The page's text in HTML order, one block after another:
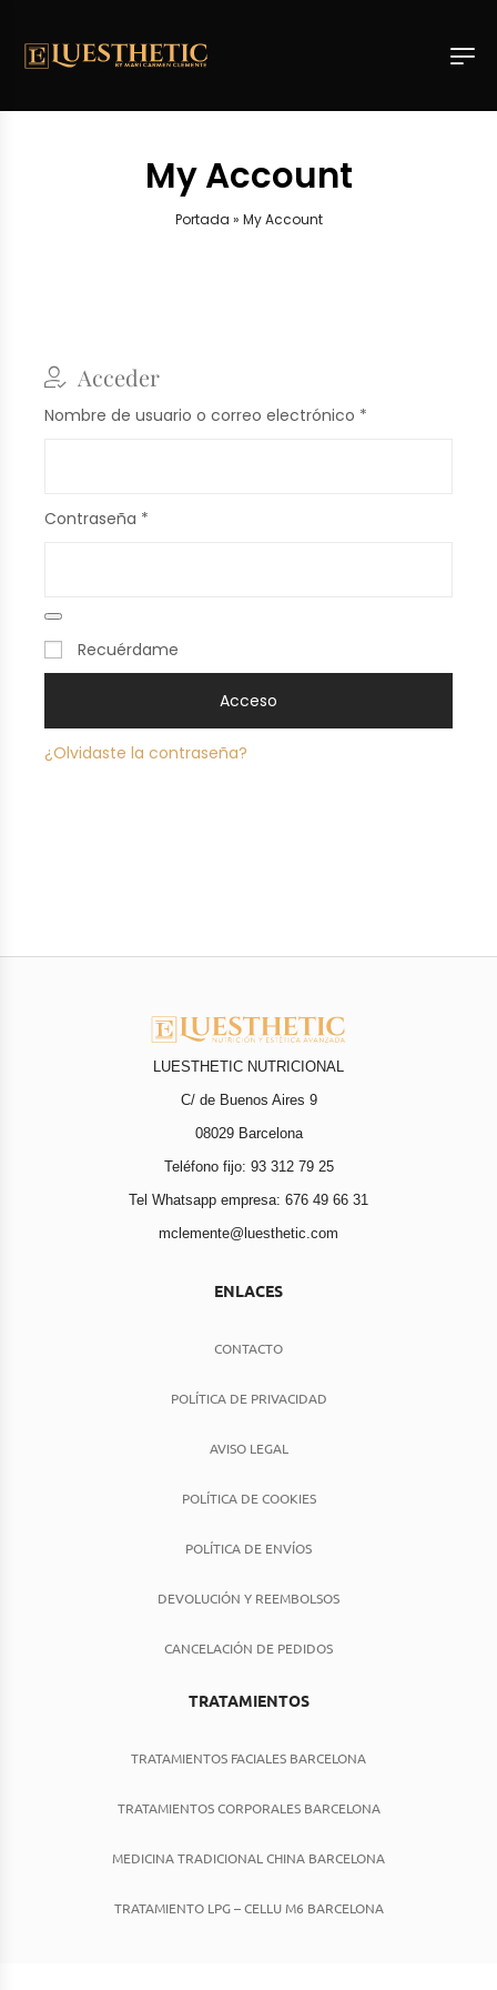
My Account
Portada » My Account
Acceder
Nombre de usuario o correo electrónico *
Contraseña *
Recuérdame
Acceso
¿Olvidaste la contraseña?
LUESTHETIC NUTRICIONAL
C/ de Buenos Aires 9
08029 Barcelona
Teléfono fijo: 93 312 79 25
Tel Whatsapp empresa: 676 49 66 31
mclemente@luesthetic.com
ENLACES
CONTACTO
POLÍTICA DE PRIVACIDAD
AVISO LEGAL
POLÍTICA DE COOKIES
POLÍTICA DE ENVÍOS
DEVOLUCIÓN Y REEMBOLSOS
CANCELACIÓN DE PEDIDOS
TRATAMIENTOS
TRATAMIENTOS FACIALES BARCELONA
TRATAMIENTOS CORPORALES BARCELONA
MEDICINA TRADICIONAL CHINA BARCELONA
TRATAMIENTO LPG – CELLU M6 BARCELONA